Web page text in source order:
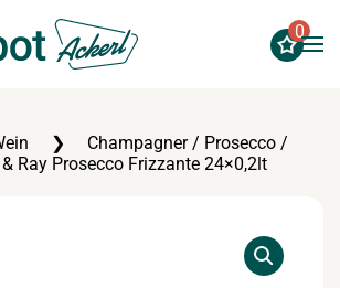
springen
0
Champagner / Prosecco /
Ray Prosecco Frizzante 24×0,2lt